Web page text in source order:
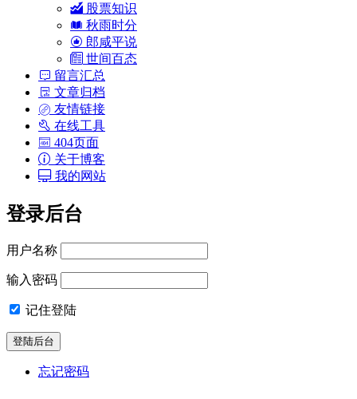
股票知识
秋雨时分
郎咸平说
世间百态
留言汇总
文章归档
友情链接
在线工具
404页面
关于博客
我的网站
登录后台
用户名称
输入密码
记住登陆
忘记密码